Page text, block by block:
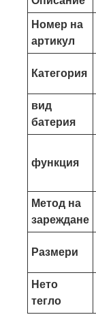
Номер на
артикул
Категория
вид
батерия
функция
Метод на
зареждане
Размери
Нето
тегло